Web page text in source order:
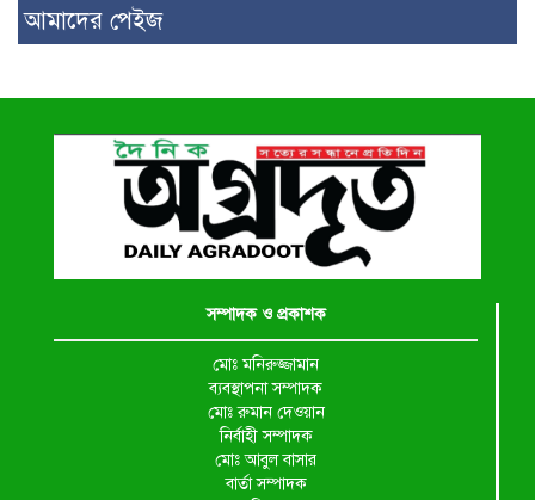
আমাদের পেইজ
সম্পাদক ও প্রকাশক
মোঃ মনিরুজ্জামান
ব্যবস্থাপনা সম্পাদক
মোঃ রুমান দেওয়ান
নির্বাহী সম্পাদক
মোঃ আবুল বাসার
বার্তা সম্পাদক